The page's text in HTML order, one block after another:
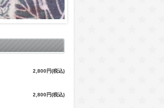
2,800円(税込)
2,800円(税込)